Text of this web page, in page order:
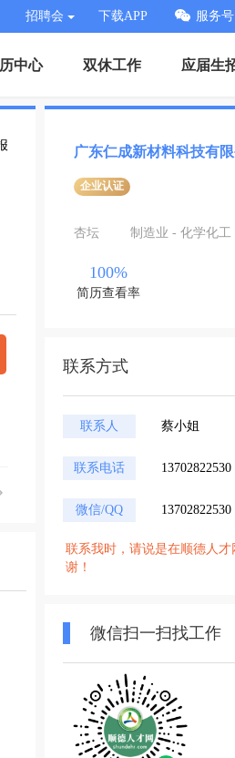
招聘会 下载APP 服务号
中心 双休工作 应届生
广东仁成新材料科技有限
企业认证
杏坛 制造业 - 化学化工
100%
简历查看率
联系方式
联系人 蔡小姐
联系电话 13702822530
微信/QQ 13702822530
联系我时，请说是在顺德人
谢！
微信扫一扫找工作